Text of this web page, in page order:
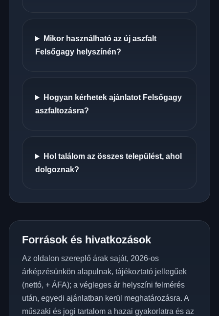
Mikor használható az új aszfalt
Felsőgagy helyszínén?
Hogyan kérhetek ajánlatot Felsőgagy
aszfaltozásra?
Hol találom az összes települést, ahol
dolgoznak?
Források és hivatkozások
Az oldalon szereplő árak saját, 2026-os
árképzésünkön alapulnak, tájékoztató jellegűek
(nettó, + ÁFA); a végleges ár helyszíni felmérés
után, egyedi ajánlatban kerül meghatározásra. A
műszaki és jogi tartalom a hazai gyakorlatra és az